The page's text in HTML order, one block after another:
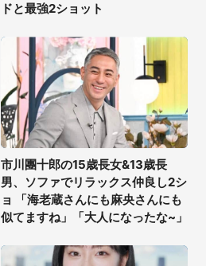
ドと最強2ショット
市川團十郎の15歳長女&13歳長
男、ソファでリラックス仲良し2シ
ョ 「海老蔵さんにも麻央さんにも
似てますね」「大人になったな~」